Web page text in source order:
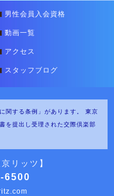
男性会員入会資格
動画一覧
アクセス
スタッフブログ
関する条例」があります。
東京
を提出し受理された交際倶楽部
リッツ】
6500